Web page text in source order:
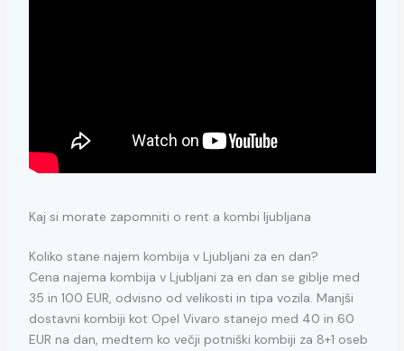
Kaj si morate zapomniti o rent a kombi ljubljana
Koliko stane najem kombija v Ljubljani za en dan?
Cena najema kombija v Ljubljani za en dan se giblje med
35 in 100 EUR, odvisno od velikosti in tipa vozila. Manjši
dostavni kombiji kot Opel Vivaro stanejo med 40 in 60
EUR na dan, medtem ko večji potniški kombiji za 8+1 oseb